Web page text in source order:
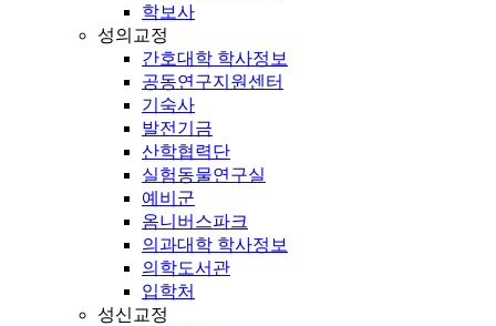
학보사
성의교정
간호대학 학사정보
공동연구지원센터
기숙사
발전기금
산학협력단
실험동물연구실
예비군
옴니버스파크
의과대학 학사정보
의학도서관
입학처
성신교정